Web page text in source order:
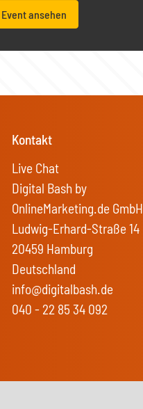
Event ansehen
Kontakt
Live Chat
Digital Bash by
OnlineMarketing.de GmbH
Ludwig-Erhard-Straße 14
20459 Hamburg
Deutschland
info@digitalbash.de
040 - 22 85 34 092